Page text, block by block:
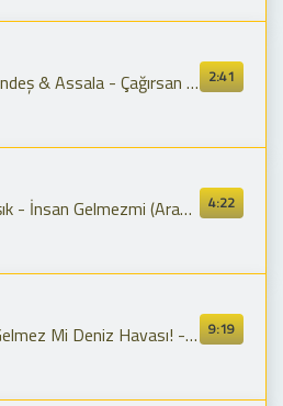
2:41
- Çağırsan Gelmem Mi? (Official Video)
4:22
Gelmezmi (Arabesk Trap Remix)
9:19
Mi Deniz Havası! - Bay Yanlış